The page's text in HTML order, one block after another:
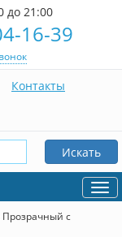
до 21:00
16-39
Контакты
Искать
с